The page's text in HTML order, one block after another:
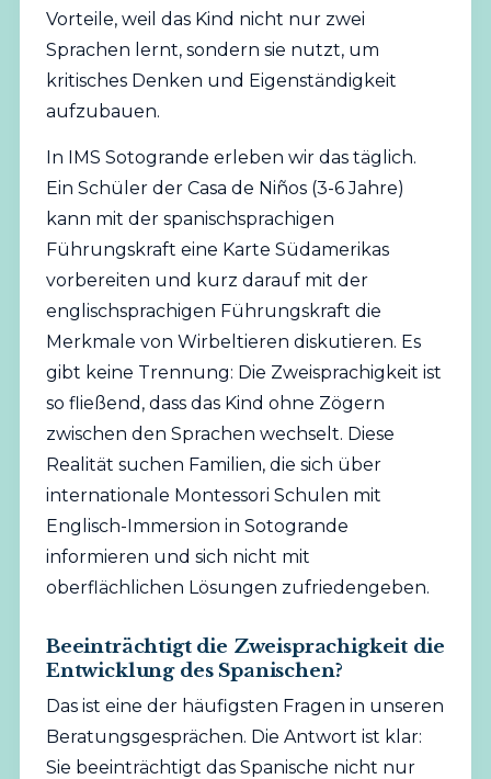
Vorteile, weil das Kind nicht nur zwei
Sprachen lernt, sondern sie nutzt, um
kritisches Denken und Eigenständigkeit
aufzubauen.
In IMS Sotogrande erleben wir das täglich.
Ein Schüler der Casa de Niños (3-6 Jahre)
kann mit der spanischsprachigen
Führungskraft eine Karte Südamerikas
vorbereiten und kurz darauf mit der
englischsprachigen Führungskraft die
Merkmale von Wirbeltieren diskutieren. Es
gibt keine Trennung: Die Zweisprachigkeit ist
so fließend, dass das Kind ohne Zögern
zwischen den Sprachen wechselt. Diese
Realität suchen Familien, die sich über
internationale Montessori Schulen mit
Englisch-Immersion in Sotogrande
informieren und sich nicht mit
oberflächlichen Lösungen zufriedengeben.
Beeinträchtigt die Zweisprachigkeit die
Entwicklung des Spanischen?
Das ist eine der häufigsten Fragen in unseren
Beratungsgesprächen. Die Antwort ist klar:
Sie beeinträchtigt das Spanische nicht nur